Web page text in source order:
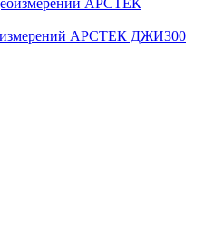
АРСТЕК ДЖИ300